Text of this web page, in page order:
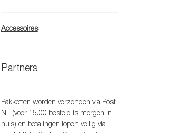
Accessoires
Partners
Pakketten worden verzonden via Post
NL (voor 15.00 besteld is morgen in
huis) en betalingen lopen veilig via